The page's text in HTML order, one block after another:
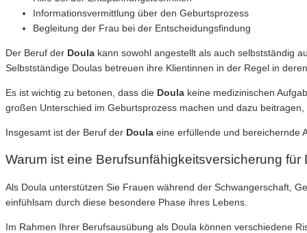
Informationsvermittlung über den Geburtsprozess
Begleitung der Frau bei der Entscheidungsfindung
Der Beruf der Doula kann sowohl angestellt als auch selbstständig
Selbstständige Doulas betreuen ihre Klientinnen in der Regel in
Es ist wichtig zu betonen, dass die Doula keine medizinischen
großen Unterschied im Geburtsprozess machen und dazu
Insgesamt ist der Beruf der Doula eine erfüllende und bereichernde
Warum ist eine Berufsunfähigkeitsversicherung für
Als Doula unterstützen Sie Frauen während der Schwangerschaft,
einfühlsam durch diese besondere Phase ihres Lebens.
Im Rahmen Ihrer Berufsausübung als Doula können verschiedene